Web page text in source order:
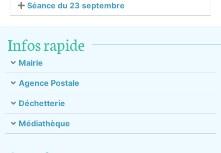
Séance du 23 septembre
Infos rapide
Mairie
Agence Postale
Déchetterie
Médiathèque